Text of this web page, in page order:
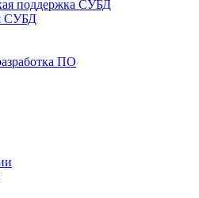
поддержка СУБД
СУБД
ПО